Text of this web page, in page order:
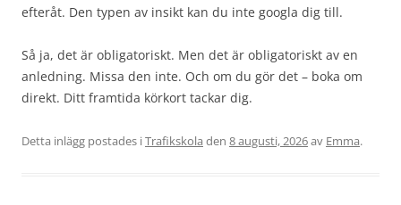
efteråt. Den typen av insikt kan du inte googla dig till.
Så ja, det är obligatoriskt. Men det är obligatoriskt av en
anledning. Missa den inte. Och om du gör det – boka om
direkt. Ditt framtida körkort tackar dig.
Detta inlägg postades iTrafikskola den 8 augusti, 2026av Emma.